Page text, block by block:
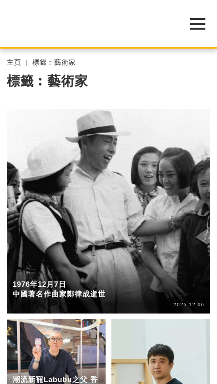
主頁 標籤︰藝術家
標籤︰藝術家
1976年12月7日
中國著名作曲家鄭律成逝世
2025-12-06
潮流新寵Labubu之父 香